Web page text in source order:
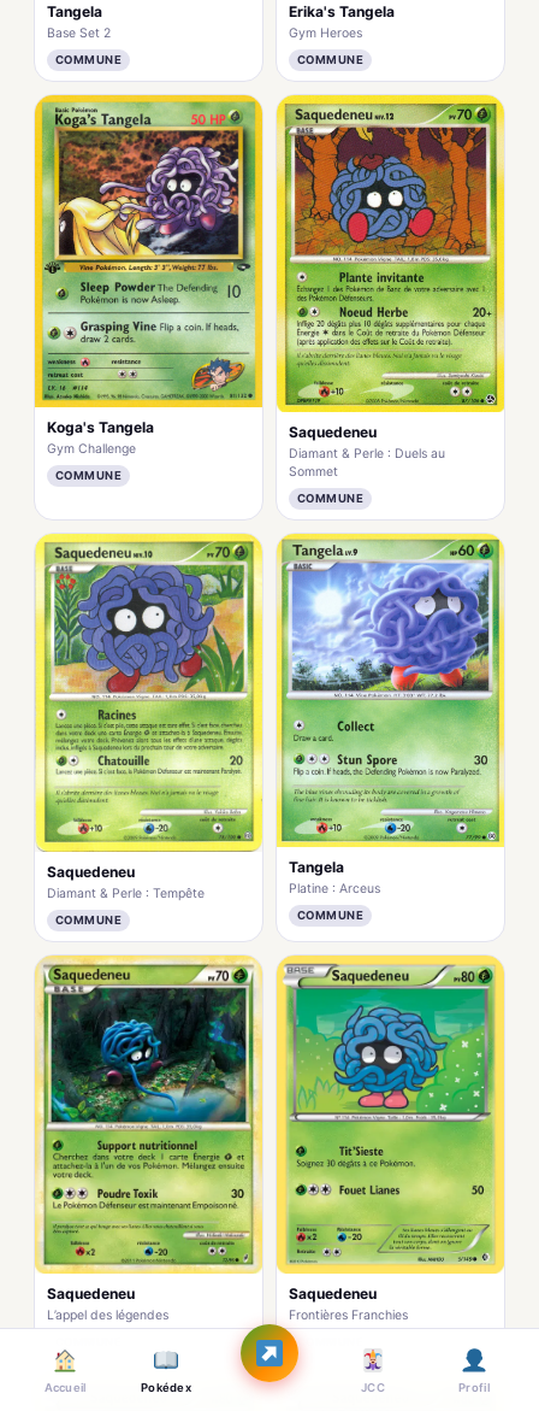
Tangela
Base Set 2
COMMUNE
Erika's Tangela
Gym Heroes
COMMUNE
Koga's Tangela
Gym Challenge
COMMUNE
Saquedeneu
Diamant & Perle : Duels au
Sommet
COMMUNE
Saquedeneu
Diamant & Perle : Tempête
COMMUNE
Tangela
Platine : Arceus
COMMUNE
Saquedeneu
L’appel des légendes
Saquedeneu
Frontières Franchies
Accueil Pokédex JCC Profil